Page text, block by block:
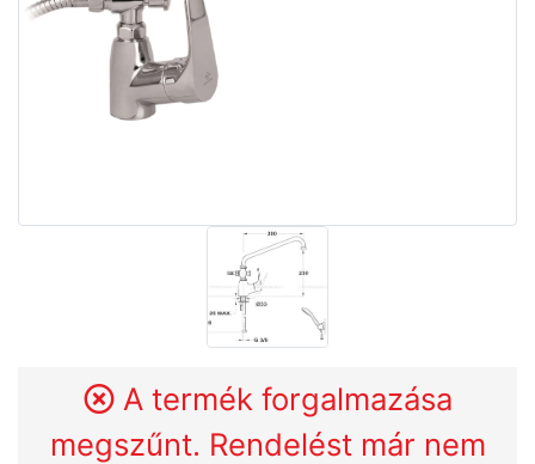
A termék forgalmazása
megszűnt. Rendelést már nem